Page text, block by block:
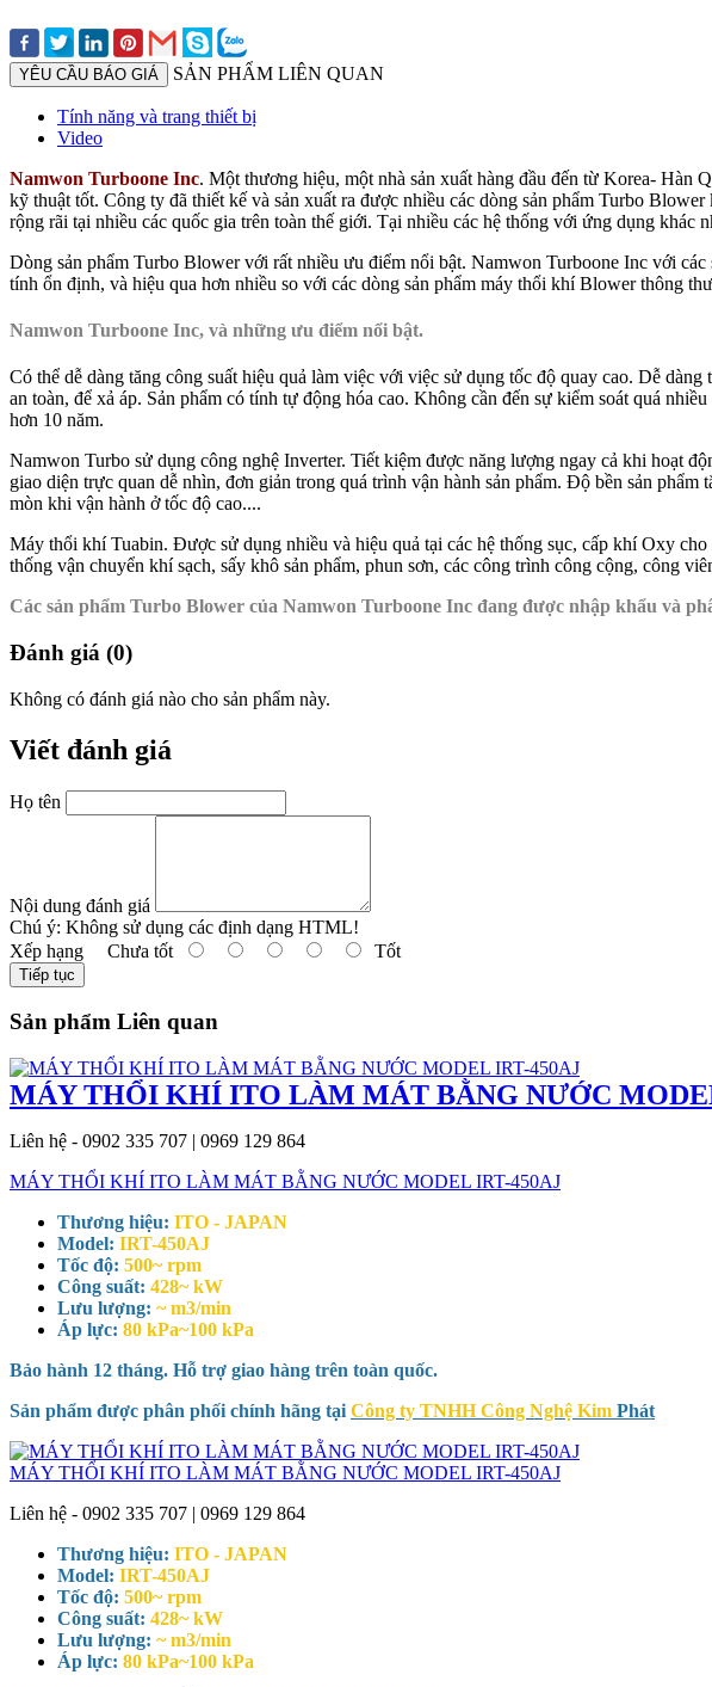
YÊU CẦU BÁO GIÁ SẢN PHẨM LIÊN QUAN
Tính năng và trang thiết bị
Video
Namwon Turboone Inc. Một thương hiệu, một nhà sản xuất hàng đầu đến từ Korea- Hàn
kỹ thuật tốt. Công ty đã thiết kế và sản xuất ra được nhiều các dòng sản phẩm Turbo
rộng rãi tại nhiều các quốc gia trên toàn thế giới. Tại nhiều các hệ thống với ứng dụng khác
Dòng sản phẩm Turbo Blower với rất nhiều ưu điểm nổi bật. Namwon Turboone Inc với
tính ổn định, và hiệu qua hơn nhiều so với các dòng sản phẩm máy thổi khí Blower thông
Namwon Turboone Inc, và những ưu điểm nổi bật.
Có thể dễ dàng tăng công suất hiệu quả làm việc với việc sử dụng tốc độ quay cao. Dễ
an toàn, để xả áp. Sản phẩm có tính tự động hóa cao. Không cần đến sự kiểm soát quá
hơn 10 năm.
Namwon Turbo sử dụng công nghệ Inverter. Tiết kiệm được năng lượng ngay cả khi hoạt
giao diện trực quan dễ nhìn, đơn giản trong quá trình vận hành sản phẩm. Độ bền sản
mòn khi vận hành ở tốc độ cao....
Máy thổi khí Tuabin. Được sử dụng nhiều và hiệu quả tại các hệ thống sục, cấp khí Oxy
thống vận chuyển khí sạch, sấy khô sản phẩm, phun sơn, các công trình công cộng, công
Các sản phẩm Turbo Blower của Namwon Turboone Inc đang được nhập khẩu và
Đánh giá (0)
Không có đánh giá nào cho sản phẩm này.
Viết đánh giá
Họ tên
Nội dung đánh giá
Chú ý: Không sử dụng các định dạng HTML!
Xếp hạng Chưa tốt Tốt
Tiếp tục
Sản phẩm Liên quan
MÁY THỔI KHÍ ITO LÀM MÁT BẰNG NƯỚC
Liên hệ - 0902 335 707 | 0969 129 864
MÁY THỔI KHÍ ITO LÀM MÁT BẰNG NƯỚC MODEL IRT-450AJ
Thương hiệu: ITO - JAPAN
Model: IRT-450AJ
Tốc độ: 500~ rpm
Công suất: 428~ kW
Lưu lượng: ~ m3/min
Áp lực: 80 kPa~100 kPa
Bảo hành 12 tháng. Hỗ trợ giao hàng trên toàn quốc.
Sản phẩm được phân phối chính hãng tại Công ty TNHH Công Nghệ Kim Phát
MÁY THỔI KHÍ ITO LÀM MÁT BẰNG NƯỚC MODEL IRT-450AJ
Liên hệ - 0902 335 707 | 0969 129 864
Thương hiệu: ITO - JAPAN
Model: IRT-450AJ
Tốc độ: 500~ rpm
Công suất: 428~ kW
Lưu lượng: ~ m3/min
Áp lực: 80 kPa~100 kPa